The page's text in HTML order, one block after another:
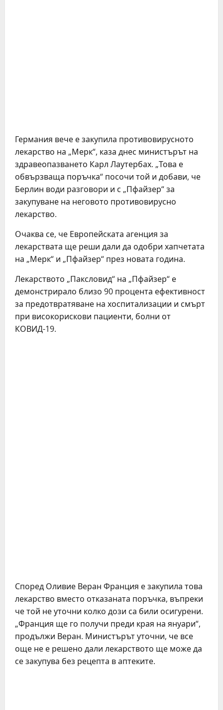
Германия вече е закупила противовирусното
лекарство на „Мерк“, каза днес министърът на
здравеопазването Карл Лаутербах. „Това е
обвързваща поръчка“ посочи той и добави, че
Берлин води разговори и с „Пфайзер“ за
закупуване на неговото противовирусно
лекарство.
Очаква се, че Европейската агенция за
лекарствата ще реши дали да одобри хапчетата
на „Мерк“ и „Пфайзер“ през новата година.
Лекарството „Паксловид“ на „Пфайзер“ е
демонстрирало близо 90 процента ефективност
за предотвратяване на хоспитализации и смърт
при високорискови пациенти, болни от
КОВИД-19.
Според Оливие Веран Франция е закупила това
лекарство вместо отказаната поръчка, въпреки
че той не уточни колко дози са били осигурени.
„Франция ще го получи преди края на януари“,
продължи Веран. Министърът уточни, че все
още не е решено дали лекарството ще може да
се закупува без рецепта в аптеките.